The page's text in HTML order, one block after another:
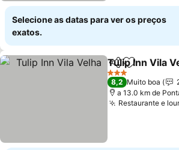
Selecione as datas para ver os preços
exatos.
PartilharAdicionar
Tulip Inn Vila
3 Estrelas
8,2 Muito boa
a 13.0 km de
Restaurante e